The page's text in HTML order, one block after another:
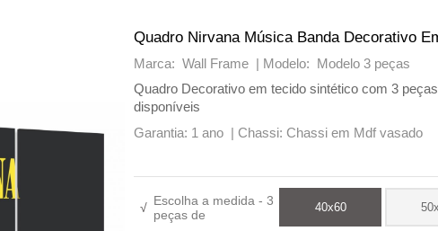
Quadro Nirvana Música Banda Decorativo
Marca: Wall Frame | Modelo: Modelo 3 peças
Quadro Decorativo em tecido sintético com 3
disponíveis
Garantia: 1 ano | Chassi: Chassi em Mdf vasado
√ Escolha a medida - 3
peças de
40x60